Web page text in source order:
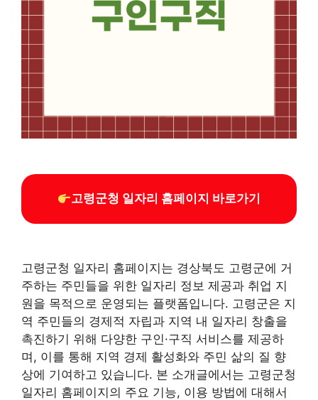
고령군청 일자리 홈페이지 바로가기
고령군청 일자리 홈페이지는 경상북도 고령군에 거
주하는 주민들을 위한 일자리 정보 제공과 취업 지
원을 목적으로 운영되는 플랫폼입니다. 고령군은 지
역 주민들의 경제적 자립과 지역 내 일자리 창출을
촉진하기 위해 다양한 구인·구직 서비스를 제공하
며, 이를 통해 지역 경제 활성화와 주민 삶의 질 향
상에 기여하고 있습니다. 본 소개글에서는 고령군청
일자리 홈페이지의 주요 기능, 이용 방법에 대해서